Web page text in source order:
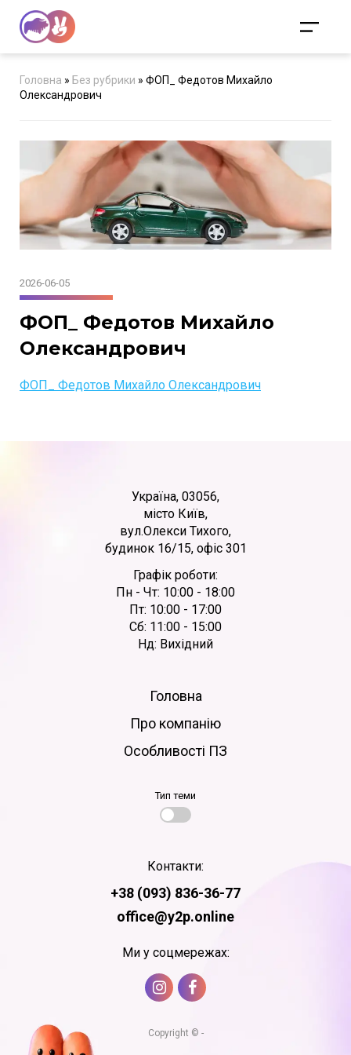
Головна » Без рубрики » ФОП_ Федотов Михайло
Олександрович
2026-06-05
ФОП_ Федотов Михайло
Олександрович
ФОП_ Федотов Михайло Олександрович
Україна, 03056,
місто Київ,
вул.Олекси Тихого,
будинок 16/15, офіс 301
Графік роботи:
Пн - Чт: 10:00 - 18:00
Пт: 10:00 - 17:00
Сб: 11:00 - 15:00
Нд: Вихідний
Головна
Про компанію
Особливості ПЗ
Тип теми
Контакти:
+38 (093) 836-36-77
office@y2p.online
Ми у соцмережах:
Copyright © -